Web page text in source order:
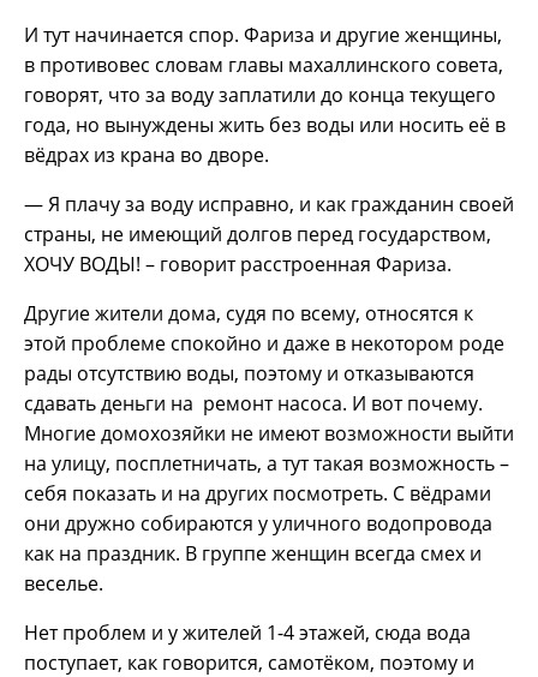
И тут начинается спор. Фариза и другие женщины,
в противовес словам главы махаллинского совета,
говорят, что за воду заплатили до конца текущего
года, но вынуждены жить без воды или носить её в
вёдрах из крана во дворе.
— Я плачу за воду исправно, и как гражданин своей
страны, не имеющий долгов перед государством,
ХОЧУ ВОДЫ! – говорит расстроенная Фариза.
Другие жители дома, судя по всему, относятся к
этой проблеме спокойно и даже в некотором роде
рады отсутствию воды, поэтому и отказываются
сдавать деньги на ремонт насоса. И вот почему.
Многие домохозяйки не имеют возможности выйти
на улицу, посплетничать, а тут такая возможность –
себя показать и на других посмотреть. С вёдрами
они дружно собираются у уличного водопровода
как на праздник. В группе женщин всегда смех и
веселье.
Нет проблем и у жителей 1-4 этажей, сюда вода
поступает, как говорится, самотёком, поэтому и